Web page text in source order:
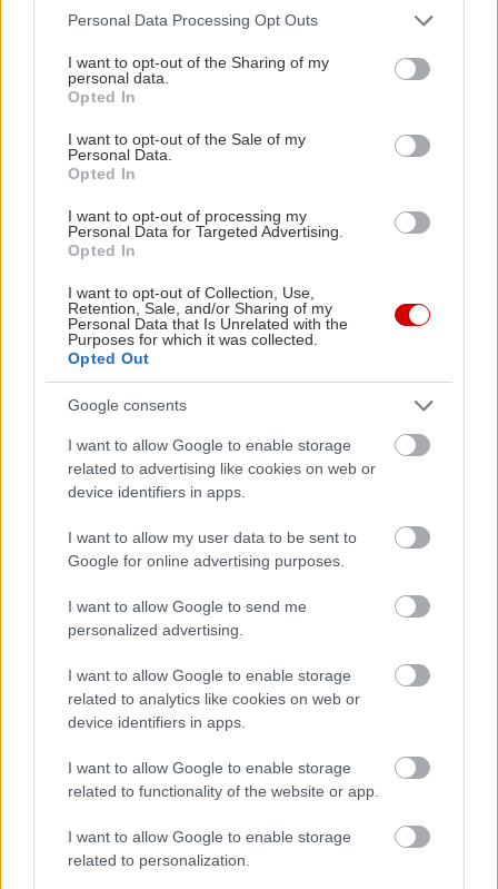
Please note that this website/app uses one or more Google
not limited to your visit or usage behaviour. You may click to
grant or deny consent to Google and its third-party tags to
use your data for below specified purposes in below Google
consent section.
Personal Data Processing Opt Outs
I want to opt-out of the Sharing of my
personal data.
Opted In
I want to opt-out of the Sale of my
Personal Data.
Opted In
I want to opt-out of processing my
Personal Data for Targeted Advertising.
Opted In
I want to opt-out of Collection, Use,
Retention, Sale, and/or Sharing of my
Personal Data that Is Unrelated with the
Purposes for which it was collected.
Opted Out
Google consents
I want to allow Google to enable storage
related to advertising like cookies on web or
device identifiers in apps.
I want to allow my user data to be sent to
Google for online advertising purposes.
I want to allow Google to send me
personalized advertising.
I want to allow Google to enable storage
related to analytics like cookies on web or
device identifiers in apps.
I want to allow Google to enable storage
related to functionality of the website or app.
I want to allow Google to enable storage
related to personalization.
της φεστιβάλ, αλλά και για τα φυσικά της κάλλη:
Στην άκρη των ανατολικών πεδιάδων της
Ουγγαρίας, η περιοχή του Debrecen δε θα σας
απογοητεύσει ούτε αν αναζητάτε βόλτες στο
πράσινο, σε Εθνικά Πάρκα και σε ρομαντικές
περαντζάδες.
Essaouira, Μαρόκο
Ήταν πάντα μία «εκδρομή-συνοδευτικό» για τα
ταξιδιωτικά πακέτα του Μαρακές. Ωστόσο, η
Εσαουίρα αποκτά τα τελευταία χρόνια την
«αυτονομία» της στην γοητεία της ανακάλυψης.
διαθέτει «άγριες» παραλίες που γίνονται
ανάρπαστες στις τάξεις των windsurfers, αλλά
χαρά τους στις βόλτες της πολύχρωμης αγοράς με
φοινικόδεντρα.
Διαβάστε περισσότερα – Μαρόκο: Χίλιες και μία